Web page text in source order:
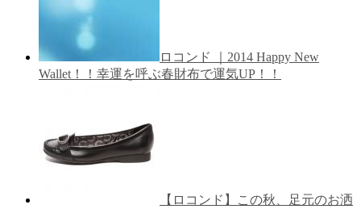
ロコンド ｜2014 Happy New
Wallet！！幸運を呼ぶ春財布で運気UP！！
【ロコンド】この秋、足元のお洒